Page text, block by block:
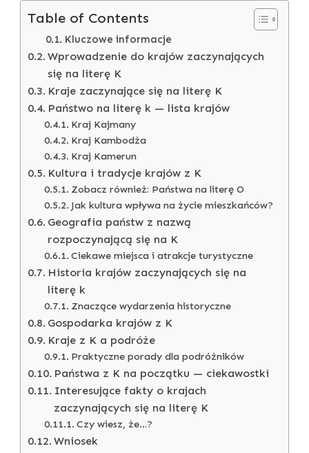
Table of Contents
Kluczowe informacje
Wprowadzenie do krajów zaczynających
się na literę K
Kraje zaczynające się na literę K
Państwo na literę k — lista krajów
Kraj Kajmany
Kraj Kambodża
Kraj Kamerun
Kultura i tradycje krajów z K
Zobacz również: Państwa na literę O
Jak kultura wpływa na życie mieszkańców?
Geografia państw z nazwą
rozpoczynającą się na K
Ciekawe miejsca i atrakcje turystyczne
Historia krajów zaczynających się na
literę k
Znaczące wydarzenia historyczne
Gospodarka krajów z K
Kraje z K a podróże
Praktyczne porady dla podróżników
Państwa z K na początku — ciekawostki
Interesujące fakty o krajach
zaczynających się na literę K
Czy wiesz, że…?
Wniosek